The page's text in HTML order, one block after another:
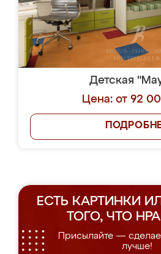
Детская
Цена: от 92
ЕСТЬ КАРТИНКИ
ТОГО, ЧТО
Присылайте —
лучше!